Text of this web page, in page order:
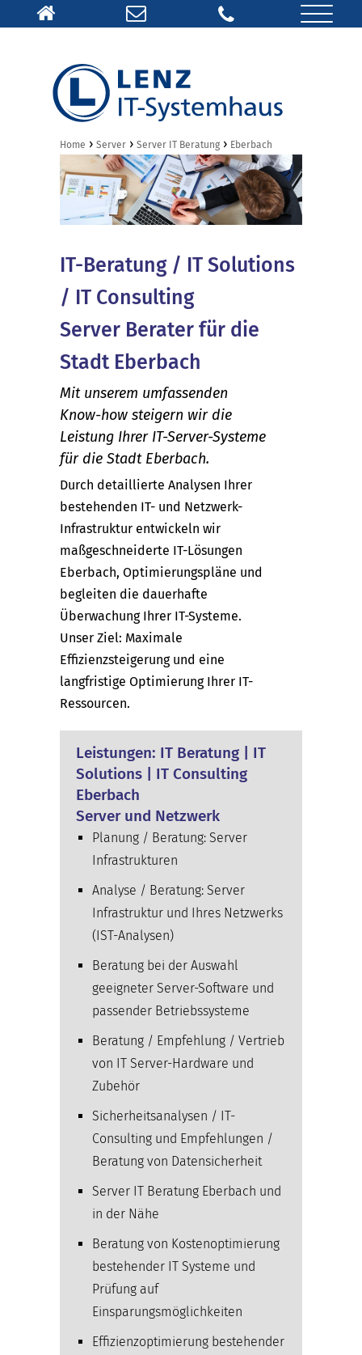
Home › Server › Server IT Beratung › Eberbach
IT-Beratung / IT Solutions
/ IT Consulting
Server Berater für die
Stadt Eberbach
Mit unserem umfassenden
Know-how steigern wir die
Leistung Ihrer IT-Server-Systeme
für die Stadt Eberbach.
Durch detaillierte Analysen Ihrer
bestehenden IT- und Netzwerk-
Infrastruktur entwickeln wir
maßgeschneiderte IT-Lösungen
Eberbach, Optimierungspläne und
begleiten die dauerhafte
Überwachung Ihrer IT-Systeme.
Unser Ziel: Maximale
Effizienzsteigerung und eine
langfristige Optimierung Ihrer IT-
Ressourcen.
Leistungen: IT Beratung | IT
Solutions | IT Consulting
Eberbach
Server und Netzwerk
Planung / Beratung: Server
Infrastrukturen
Analyse / Beratung: Server
Infrastruktur und Ihres Netzwerks
(IST-Analysen)
Beratung bei der Auswahl
geeigneter Server-Software und
passender Betriebssysteme
Beratung / Empfehlung / Vertrieb
von IT Server-Hardware und
Zubehör
Sicherheitsanalysen / IT-
Consulting und Empfehlungen /
Beratung von Datensicherheit
Server IT Beratung Eberbach und
in der Nähe
Beratung von Kostenoptimierung
bestehender IT Systeme und
Prüfung auf
Einsparungsmöglichkeiten
Effizienzoptimierung bestehender